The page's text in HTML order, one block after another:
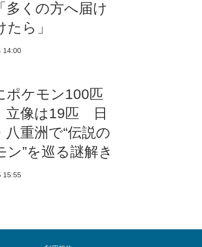
多くの方へ届け
たら」
14:00
ポケモン100匹
立像は19匹 日
八重洲で“伝説の
ン”を巡る謎解き
15:55